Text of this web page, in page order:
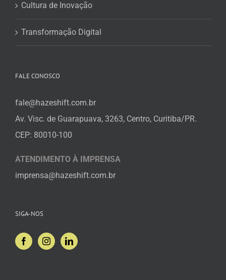
Cultura de Inovação
Transformação Digital
FALE CONOSCO
fale@hazeshift.com.br
Av. Visc. de Guarapuava, 3263, Centro, Curitiba/PR.
CEP: 80010-100
ATENDIMENTO À IMPRENSA
imprensa@hazeshift.com.br
SIGA-NOS